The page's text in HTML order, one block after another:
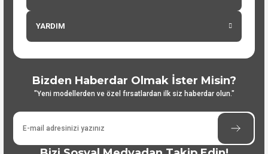
YARDIM
Bizden Haberdar Olmak İster Misin?
"Yeni modellerden ve özel fırsatlardan ilk siz haberdar olun."